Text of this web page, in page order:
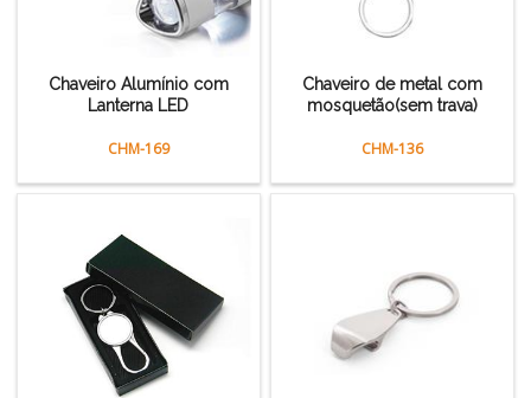
Chaveiro Alumínio com
Lanterna LED
CHM-169
Chaveiro de metal com
mosquetão(sem trava)
CHM-136